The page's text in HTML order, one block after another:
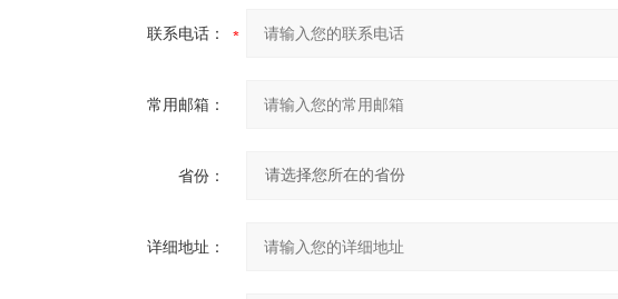
联系电话：
常用邮箱：
省份：
详细地址：